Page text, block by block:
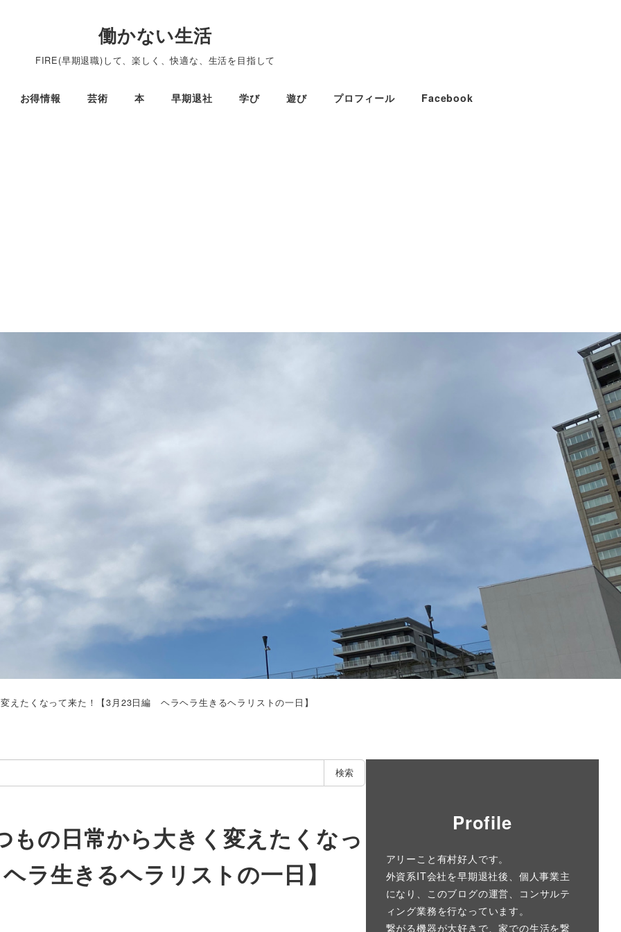
働かない生活
FIRE(早期退職)して、楽しく、快適な、生活を目指して
お得情報 芸術 本 早期退社 学び 遊び プロフィール Facebook
えたくなって来た！【3月23日編 ヘラヘラ生きるヘラリストの一日】
検索
の日常から大きく変えたくなっ
ラ生きるヘラリストの一日】
Profile
アリーこと有村好人です。
外資系IT会社を早期退社後、個人事業主
になり、このブログの運営、コンサルテ
ィング業務を行なっています。
繋がる機器が大好きで、家での生活を繋